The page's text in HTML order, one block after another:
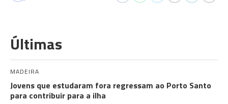
Últimas
MADEIRA
Jovens que estudaram fora regressam ao Porto Santo
para contribuir para a ilha